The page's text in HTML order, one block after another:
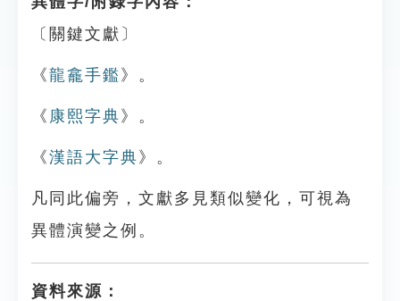
〔關鍵文獻〕
《龍龕手鑑 》。
《 康熙字典 》。
《漢語大字典 》。
凡同此偏旁，文獻多見類似變化，可視為
異體演變之例。
資料來源：